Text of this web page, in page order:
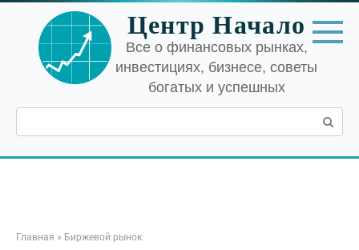
Перейти
контенту
Центр Начало
Все о финансовых рынках,
инвестициях, бизнесе, советы
богатых и успешных
Поиск:
Главная » Биржевой рынок